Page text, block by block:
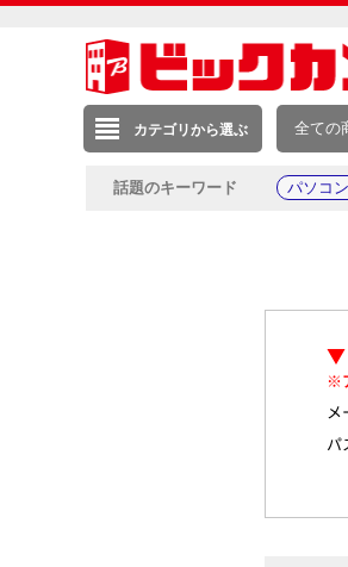
カテゴリから選ぶ 全ての
話題のキーワード パソコ
▼
※
メ
パ